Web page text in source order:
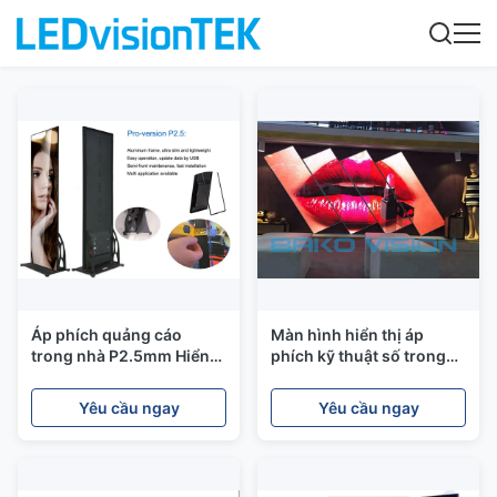
Áp phích quảng cáo
trong nhà P2.5mm Hiển
di động 2880-3840Hz
Yêu cầu ngay
Màn hình hiển thị áp
phích kỹ thuật số trong
LED Gương 2880 Hz
Yêu cầu ngay